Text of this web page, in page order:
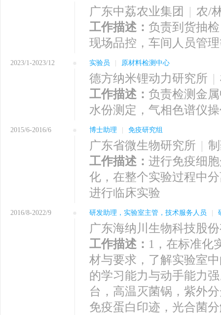
广东中荔农业集团 | 农/
工作描述： 负责到货抽
现场品控，车间人员管
2023/1-2023/12 实验员 原材料检测中心
德方纳米锂动力研究所 |
工作描述： 负责检测金
水份测定，气相色谱仪
2015/6-2016/6 博士助理 免疫研究组
广东省微生物研究所 |
工作描述： 进行免疫细
化，在整个实验过程中
进行临床实验
2016/8-2022/9 研发助理，实验室主管，技术服务人员
广东海纳川生物科技股
工作描述： 1，在标准化
材与要求，了解实验室
的学习能力与动手能力
台，高温灭菌锅，紫外
免疫蛋白印迹，光合菌